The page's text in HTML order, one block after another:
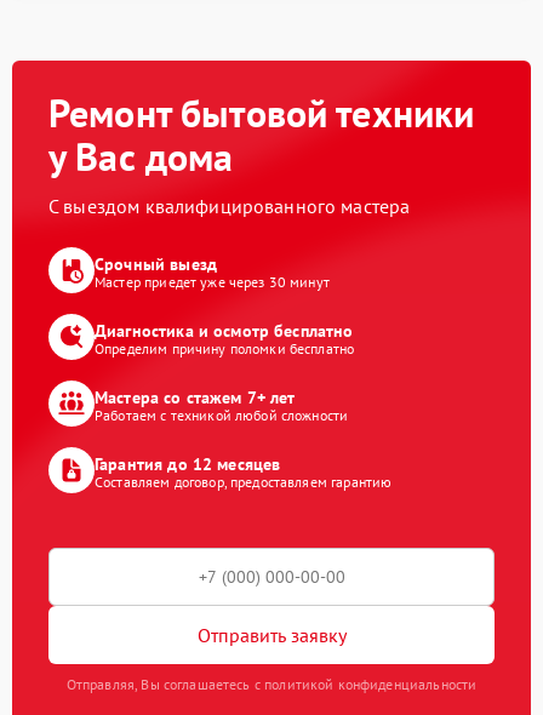
Ремонт бытовой техники
у Вас дома
С выездом квалифицированного мастера
Срочный выезд
Мастер приедет уже через 30 минут
Диагностика и осмотр бесплатно
Определим причину поломки бесплатно
Мастера со стажем 7+ лет
Работаем с техникой любой сложности
Гарантия до 12 месяцев
Составляем договор, предоставляем гарантию
Отправить заявку
Отправляя, Вы соглашаетесь с политикой конфиденциальности